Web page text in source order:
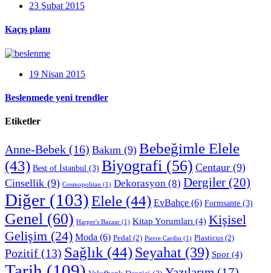
23 Şubat 2015
Kaçış planı
19 Nisan 2015
Beslenmede yeni trendler
Etiketler
Anne-Bebek (16) Bakım (9) Bebeğimle Elele
(43) Best of İstanbul (3) Biyografi (56) Centaur (9)
Cinsellik (9) Cosmopolitan (1) Dekorasyon (8) Dergiler (20)
Diğer (103)Elele (44) EvBahçe (6) Formsante (3)
Genel (60) Harper's Bazaar (1) Kitap Yorumları (4) Kişisel
Gelişim (24) Moda (6) Pedal (2) Pierre Cardin (1) Plasticus (2)
Pozitif (13) Sağlık (44)Seyahat (39) Spor (4)